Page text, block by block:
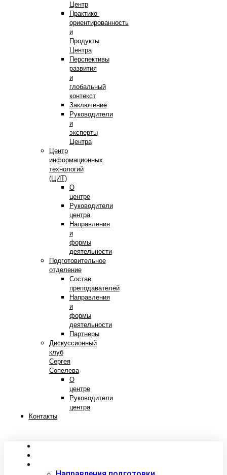
Центр
Практико-
ориентированность
и
Продукты
Центра
Перспективы
развития
и
глобальный
контекст
Заключение
Руководители
и
эксперты
Центра
Центр
информационных
технологий
(ЦИТ)
О
центре
Руководители
центра
Направления
и
формы
деятельности
Подготовительное
отделение
Состав
преподавателей
Направления
и
формы
деятельности
Партнеры
Дискуссионный
клуб
Сергея
Сопелева
О
центре
Руководители
центра
Контакты